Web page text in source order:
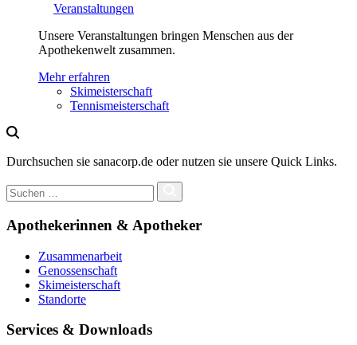
Veranstaltungen
Unsere Veranstaltungen bringen Menschen aus der
Apothekenwelt zusammen.
Mehr erfahren
Skimeisterschaft
Tennismeisterschaft
Durchsuchen sie sanacorp.de oder nutzen sie unsere Quick Links.
Apothekerinnen & Apotheker
Zusammenarbeit
Genossenschaft
Skimeisterschaft
Standorte
Services & Downloads